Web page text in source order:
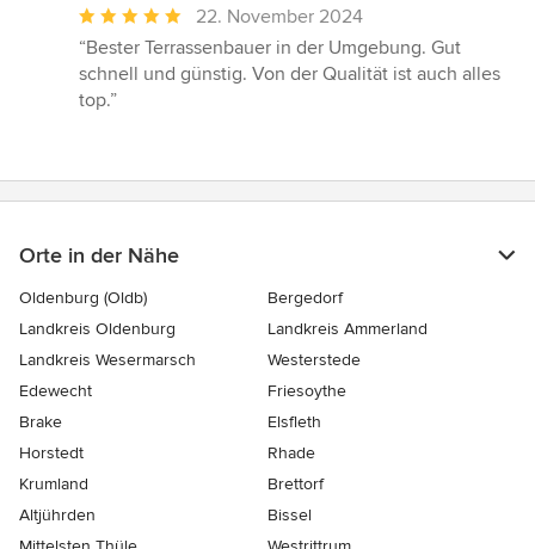
Durchschnittliche
Bewertung:
5
von
22. November 2024
“Bester Terrassenbauer in der Umgebung. Gut
schnell und günstig. Von der Qualität ist auch alles
top.”
Orte in der Nähe
Oldenburg (Oldb)
Bergedorf
Landkreis Oldenburg
Landkreis Ammerland
Landkreis Wesermarsch
Westerstede
Edewecht
Friesoythe
Brake
Elsfleth
Horstedt
Rhade
Krumland
Brettorf
Altjührden
Bissel